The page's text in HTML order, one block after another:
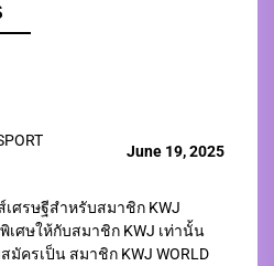
June 19, 2025
ศรษฐีสำหรับสมาชิก KWJ
เศษให้กับสมาชิก KWJ เท่านั้น
ครเป็น สมาชิก KWJ WORLD